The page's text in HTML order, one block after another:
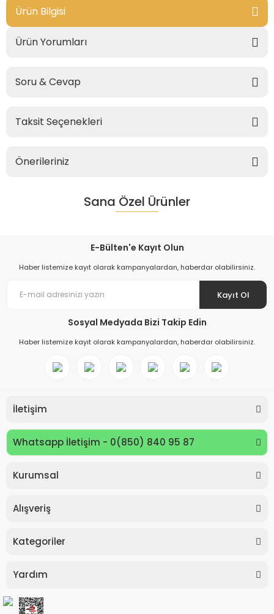
Ürün Bilgisi
Ürün Yorumları
Soru & Cevap
Taksit Seçenekleri
Önerileriniz
Sana Özel Ürünler
E-Bülten'e Kayıt Olun
Haber listemize kayıt olarak kampanyalardan, haberdar olabilirsiniz.
Kayıt Ol
Sosyal Medyada Bizi Takip Edin
Haber listemize kayıt olarak kampanyalardan, haberdar olabilirsiniz.
İletişim
Whatsapp İletişim - 0(850) 840 95 87
Kurumsal
Alışveriş
Kategoriler
Yardım